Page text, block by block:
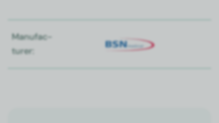
Man­u­fac­
tur­er: